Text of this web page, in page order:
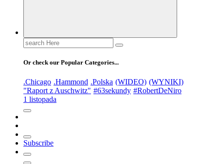
Search
for:
Or check our Popular Categories...
.Chicago .Hammond .Polska (WIDEO) (WYNIKI)
"Raport z Auschwitz" #63sekundy #RobertDeNiro
1 listopada
Subscribe